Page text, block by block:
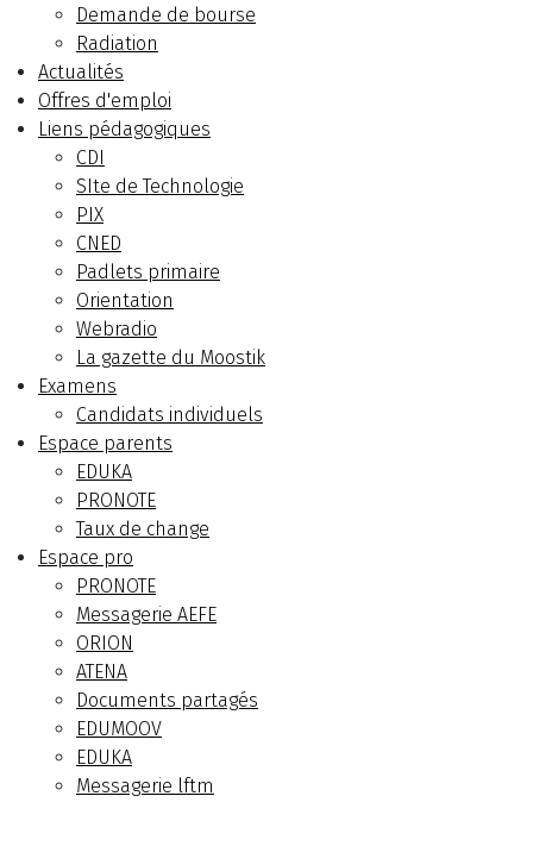
Demande de bourse
Radiation
Actualités
Offres d'emploi
Liens pédagogiques
CDI
SIte de Technologie
PIX
CNED
Padlets primaire
Orientation
Webradio
La gazette du Moostik
Examens
Candidats individuels
Espace parents
EDUKA
PRONOTE
Taux de change
Espace pro
PRONOTE
Messagerie AEFE
ORION
ATENA
Documents partagés
EDUMOOV
EDUKA
Messagerie lftm